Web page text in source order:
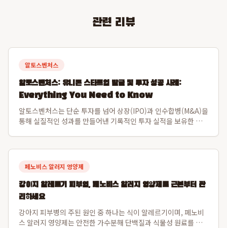
관련 리뷰
알토스벤처스
알토스벤처스: 유니콘 스타트업 발굴 및 투자 성공 사례:
Everything You Need to Know
알토스벤처스는 단순 투자를 넘어 상장(IPO)과 인수합병(M&A)을
통해 실질적인 성과를 만들어낸 기록적인 투자 실적을 보유한 선
선도해왔습니다. 알토스벤처스...
페노비스 알러지 영양제
강아지 알레르기 피부염, 페노비스 알러지 영양제로 근본부터 관
리하세요
강아지 피부병의 주된 원인 중 하나는 식이 알레르기이며, 페노비
스 알러지 영양제는 안전한 가수분해 단백질과 식물성 원료를 사